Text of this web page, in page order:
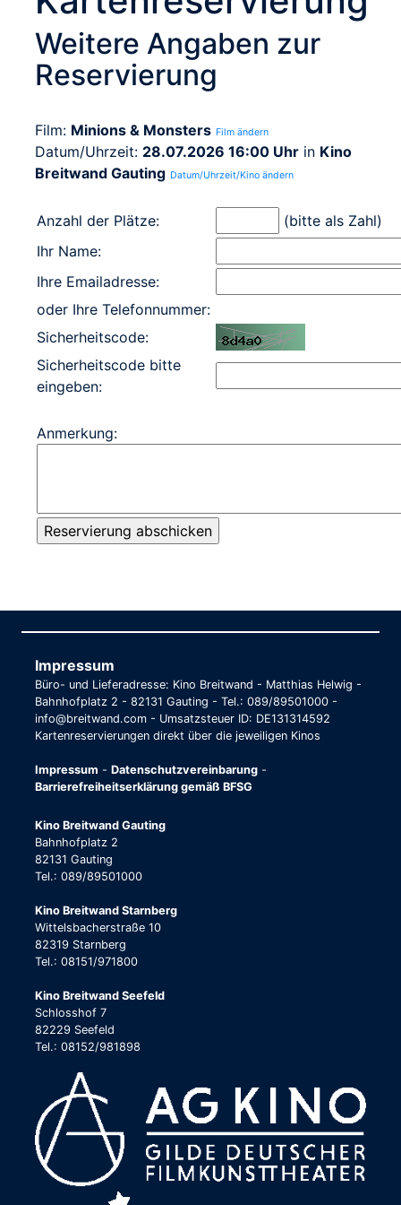
Weitere Angaben zur
Reservierung
Film: Minions & Monsters Film ändern
Datum/Uhrzeit: 28.07.2026 16:00 Uhr in Kino
Breitwand Gauting Datum/Uhrzeit/Kino ändern
Anzahl der Plätze:
(bitte als Zahl)
Ihr Name:
Ihre Emailadresse:
oder Ihre Telefonnummer:
Sicherheitscode:
Sicherheitscode bitte
eingeben:
Anmerkung:
Impressum
Büro- und Lieferadresse: Kino Breitwand - Matthias Helwig -
Bahnhofplatz 2 - 82131 Gauting - Tel.: 089/89501000 -
info@breitwand.com - Umsatzsteuer ID: DE131314592
Kartenreservierungen direkt über die jeweiligen Kinos
Impressum - Datenschutzvereinbarung -
Barrierefreiheitserklärung gemäß BFSG
Kino Breitwand Gauting
Bahnhofplatz 2
82131 Gauting
Tel.: 089/89501000
Kino Breitwand Starnberg
Wittelsbacherstraße 10
82319 Starnberg
Tel.: 08151/971800
Kino Breitwand Seefeld
Schlosshof 7
82229 Seefeld
Tel.: 08152/981898